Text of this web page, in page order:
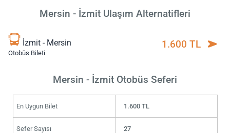
Mersin - İzmit Ulaşım Alternatifleri
İzmit - Mersin
Otobüs Bileti
1.600 TL
Mersin - İzmit Otobüs Seferi
En Uygun Bilet 1.600 TL
Sefer Sayısı 27